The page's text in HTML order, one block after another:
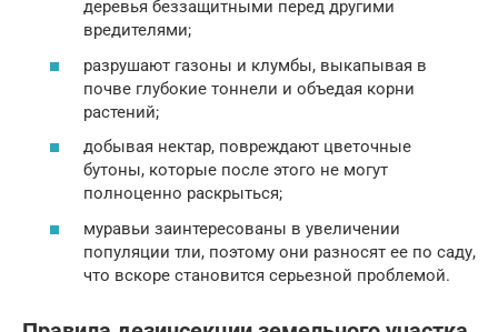
деревья беззащитными перед другими
вредителями;
разрушают газоны и клумбы, выкапывая в
почве глубокие тоннели и объедая корни
растений;
добывая нектар, повреждают цветочные
бутоны, которые после этого не могут
полноценно раскрыться;
муравьи заинтересованы в увеличении
популяции тли, поэтому они разносят ее по саду,
что вскоре становится серьезной проблемой.